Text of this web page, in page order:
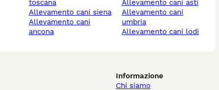
toscana
allevamento cani siena
allevamento cani
ancona
allevamento cani asti
allevamento cani
umbria
allevamento cani lodi
Informazione
Chi siamo